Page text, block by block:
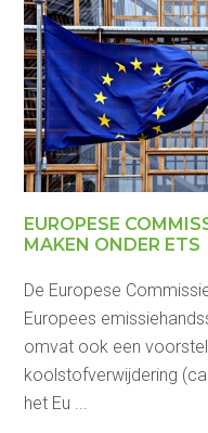
EUROPESE
MAKEN ONDER ETS
De Europese
Europees
omvat ook een
koolstofverwijdering
het Eu ...